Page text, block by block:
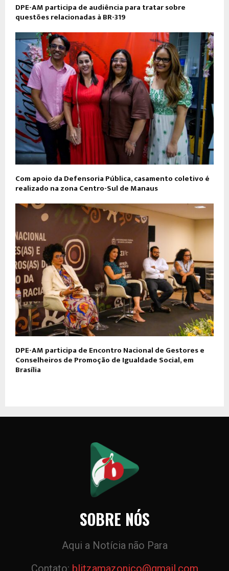
DPE-AM participa de audiência para tratar sobre
questões relacionadas à BR-319
Com apoio da Defensoria Pública, casamento coletivo é
realizado na zona Centro-Sul de Manaus
DPE-AM participa de Encontro Nacional de Gestores e
Conselheiros de Promoção de Igualdade Social, em
Brasília
SOBRE NÓS
Aqui a Notícia não Para